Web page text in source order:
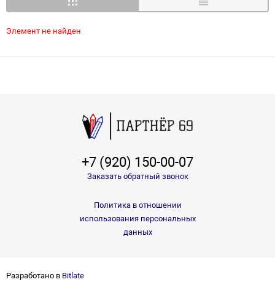
Элемент не найден
+7 (920) 150-00-07
Заказать обратный звонок
Политика в отношении
использования персональных
данных
Разработано в Bitlate